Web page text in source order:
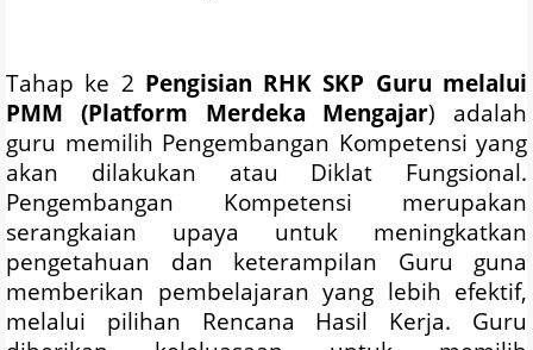
Tahap ke 2 Pengisian RHK SKP Guru melalui
PMM (Platform Merdeka Mengajar) adalah
guru memilih Pengembangan Kompetensi yang
akan dilakukan atau Diklat Fungsional.
Pengembangan Kompetensi merupakan
serangkaian upaya untuk meningkatkan
pengetahuan dan keterampilan Guru guna
memberikan pembelajaran yang lebih efektif,
melalui pilihan Rencana Hasil Kerja. Guru